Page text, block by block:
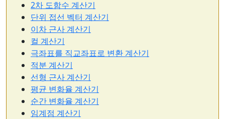
2차 도함수 계산기
단위 접선 벡터 계산기
이차 근사 계산기
컬 계산기
극좌표를 직교좌표로 변환 계산기
적분 계산기
선형 근사 계산기
평균 변화율 계산기
순간 변화율 계산기
임계점 계산기